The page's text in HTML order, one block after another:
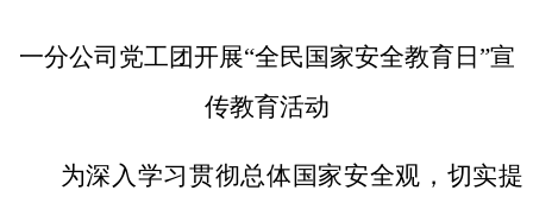
一分公司党工团开展“全民国家安全教育日”宣
传教育活动
为深入学习贯彻总体国家安全观，切实提